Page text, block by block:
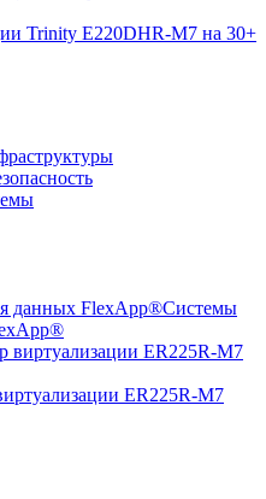
Trinity E220DHR-M7 на 30+
Системы
ER225R-M7